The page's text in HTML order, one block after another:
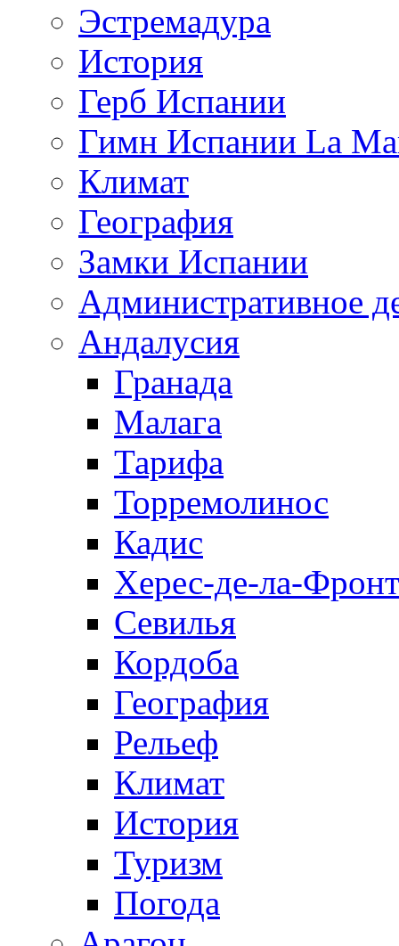
Эстремадура
История
Герб Испании
Гимн Испании La
Климат
География
Замки Испании
Административное
Андалусия
Гранада
Малага
Тарифа
Торремолинос
Кадис
Херес-де-ла-
Севилья
Кордоба
География
Рельеф
Климат
История
Туризм
Погода